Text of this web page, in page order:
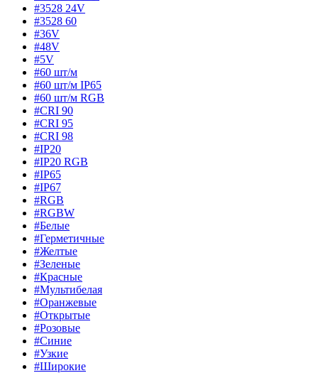
#3528 24V
#3528 60
#36V
#48V
#5V
#60 шт/м
#60 шт/м IP65
#60 шт/м RGB
#CRI 90
#CRI 95
#CRI 98
#IP20
#IP20 RGB
#IP65
#IP67
#RGB
#RGBW
#Белые
#Герметичные
#Желтые
#Зеленые
#Красные
#Мультибелая
#Оранжевые
#Открытые
#Розовые
#Синие
#Узкие
#Широкие